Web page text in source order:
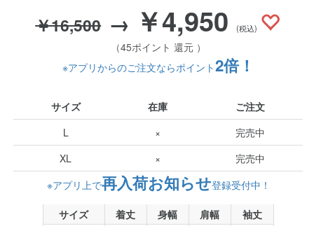
￥16,500 → ￥4,950(税込)
（45ポイント 還元 ）
※アプリからのご注文ならポイント2倍！
サイズ 在庫
ご注文
L
×
完売中
XL
×
完売中
※アプリ上で再入荷お知らせ登録受付中！
サイズ 着丈 身幅 肩幅
袖丈